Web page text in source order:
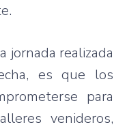
jornada realizada
es que los
para
venideros,